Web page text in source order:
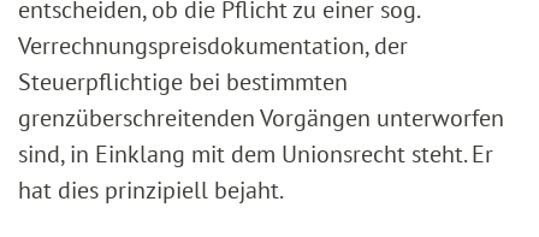
entscheiden, ob die Pflicht zu einer sog.
Verrechnungspreisdokumentation, der
Steuerpflichtige bei bestimmten
grenzüberschreitenden Vorgängen unterworfen
sind, in Einklang mit dem Unionsrecht steht. Er
hat dies prinzipiell bejaht.